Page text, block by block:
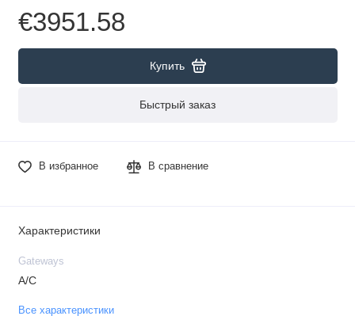
€3951.58
Купить
Быстрый заказ
В избранное В сравнение
Характеристики
Gateways
A/C
Все характеристики